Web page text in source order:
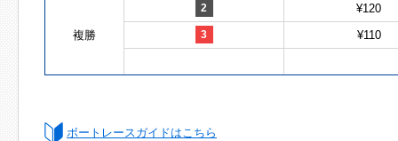
複勝
2 ¥120
3 ¥110
ボートレースガイドはこちら